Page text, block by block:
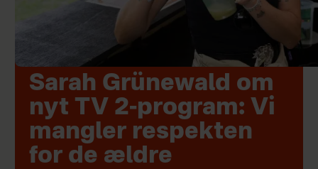
Sarah Grünewald om
nyt TV 2-program: Vi
mangler respekten
for de ældre